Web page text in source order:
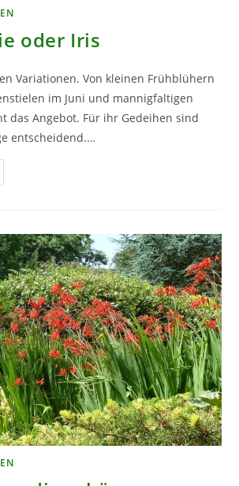
oder Iris
Variationen. Von kleinen Frühblühern
im Juni und mannigfaltigen
das Angebot. Für ihr Gedeihen sind
entscheidend.…